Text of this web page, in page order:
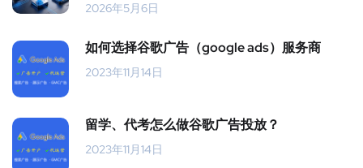
2026年5月6日
如何选择谷歌广告（google ads）服务商
2023年11月14日
留学、代考怎么做谷歌广告投放？
2023年11月14日